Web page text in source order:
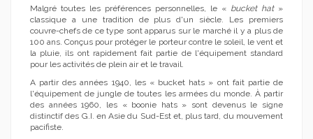
Malgré toutes les préférences personnelles, le « bucket hat»
classique a une tradition de plus d'un siècle. Les premiers
couvre-chefs de ce type sont apparus sur le marché il y a plus de
100 ans. Conçus pour protéger le porteur contre le soleil, le vent et
la pluie, ils ont rapidement fait partie de l'équipement standard
pour les activités de plein air et le travail.
A partir des années 1940, les « bucket hats » ont fait partie de
l'équipement de jungle de toutes les armées du monde. À partir
des années 1960, les « boonie hats » sont devenus le signe
distinctif des G.I. en Asie du Sud-Est et, plus tard, du mouvement
pacifiste.